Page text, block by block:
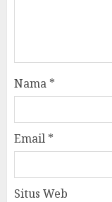
Nama *
Email *
Situs Web